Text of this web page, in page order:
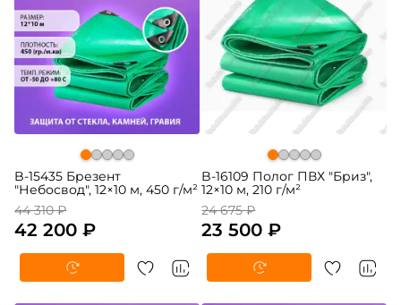
B-15435 Брезент
"Небосвод", 12×10 м, 450 г/м²
44 310 ₽
42 200 ₽
B-16109 Полог ПВХ "Бриз",
12×10 м, 210 г/м²
24 675 ₽
23 500 ₽